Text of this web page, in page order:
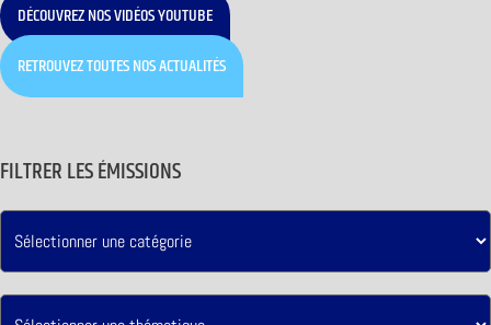
DÉCOUVREZ NOS VIDÉOS YOUTUBE
RETROUVEZ TOUTES NOS ACTUALITÉS
FILTRER LES ÉMISSIONS